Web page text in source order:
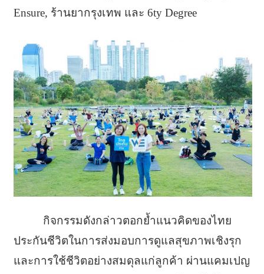
Ensure, ร้านยากรุงเทพ และ 6ty Degree
กิจกรรมดังกล่าวตอกย้ำแนวคิดของไทย
ประกันชีวิตในการส่งมอบการดูแลสุขภาพเชิงรุก
และการใช้ชีวิตอย่างสมดุลแก่ลูกค้า ผ่านแคมเปญ